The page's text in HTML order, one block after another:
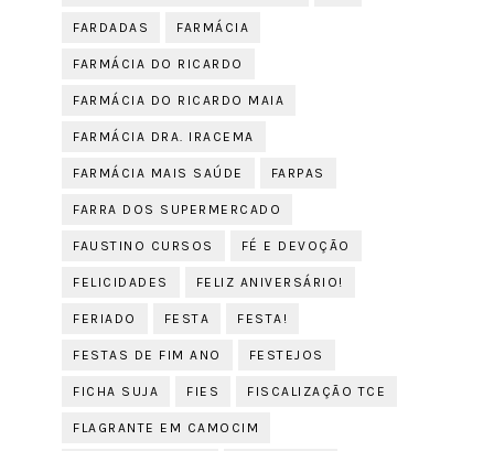
FARDADAS FARMÁCIA
FARMÁCIA DO RICARDO
FARMÁCIA DO RICARDO MAIA
FARMÁCIA DRA. IRACEMA
FARMÁCIA MAIS SAÚDE FARPAS
FARRA DOS SUPERMERCADO
FAUSTINO CURSOS FÉ E DEVOÇÃO
FELICIDADES FELIZ ANIVERSÁRIO!
FERIADO FESTA FESTA!
FESTAS DE FIM ANO FESTEJOS
FICHA SUJA FIES FISCALIZAÇÃO TCE
FLAGRANTE EM CAMOCIM